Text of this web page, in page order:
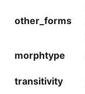
other_forms
morphtype
transitivity